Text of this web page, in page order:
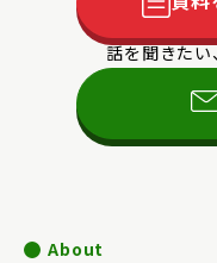
話を聞きた
About